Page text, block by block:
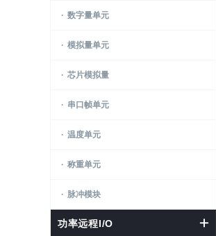
· 数字量单元
· 模拟量单元
· 芯片模拟量
· 串口帧单元
· 温度单元
· 称重单元
· 脉冲模块
功率远程I/O